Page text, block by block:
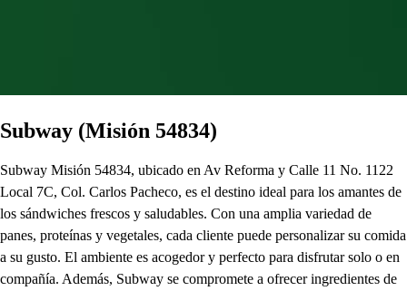
Subway (Misión 54834)
Subway Misión 54834, ubicado en Av Reforma y Calle 11 No. 1122
Local 7C, Col. Carlos Pacheco, es el destino ideal para los amantes de
los sándwiches frescos y saludables. Con una amplia variedad de
panes, proteínas y vegetales, cada cliente puede personalizar su comida
a su gusto. El ambiente es acogedor y perfecto para disfrutar solo o en
compañía. Además, Subway se compromete a ofrecer ingredientes de